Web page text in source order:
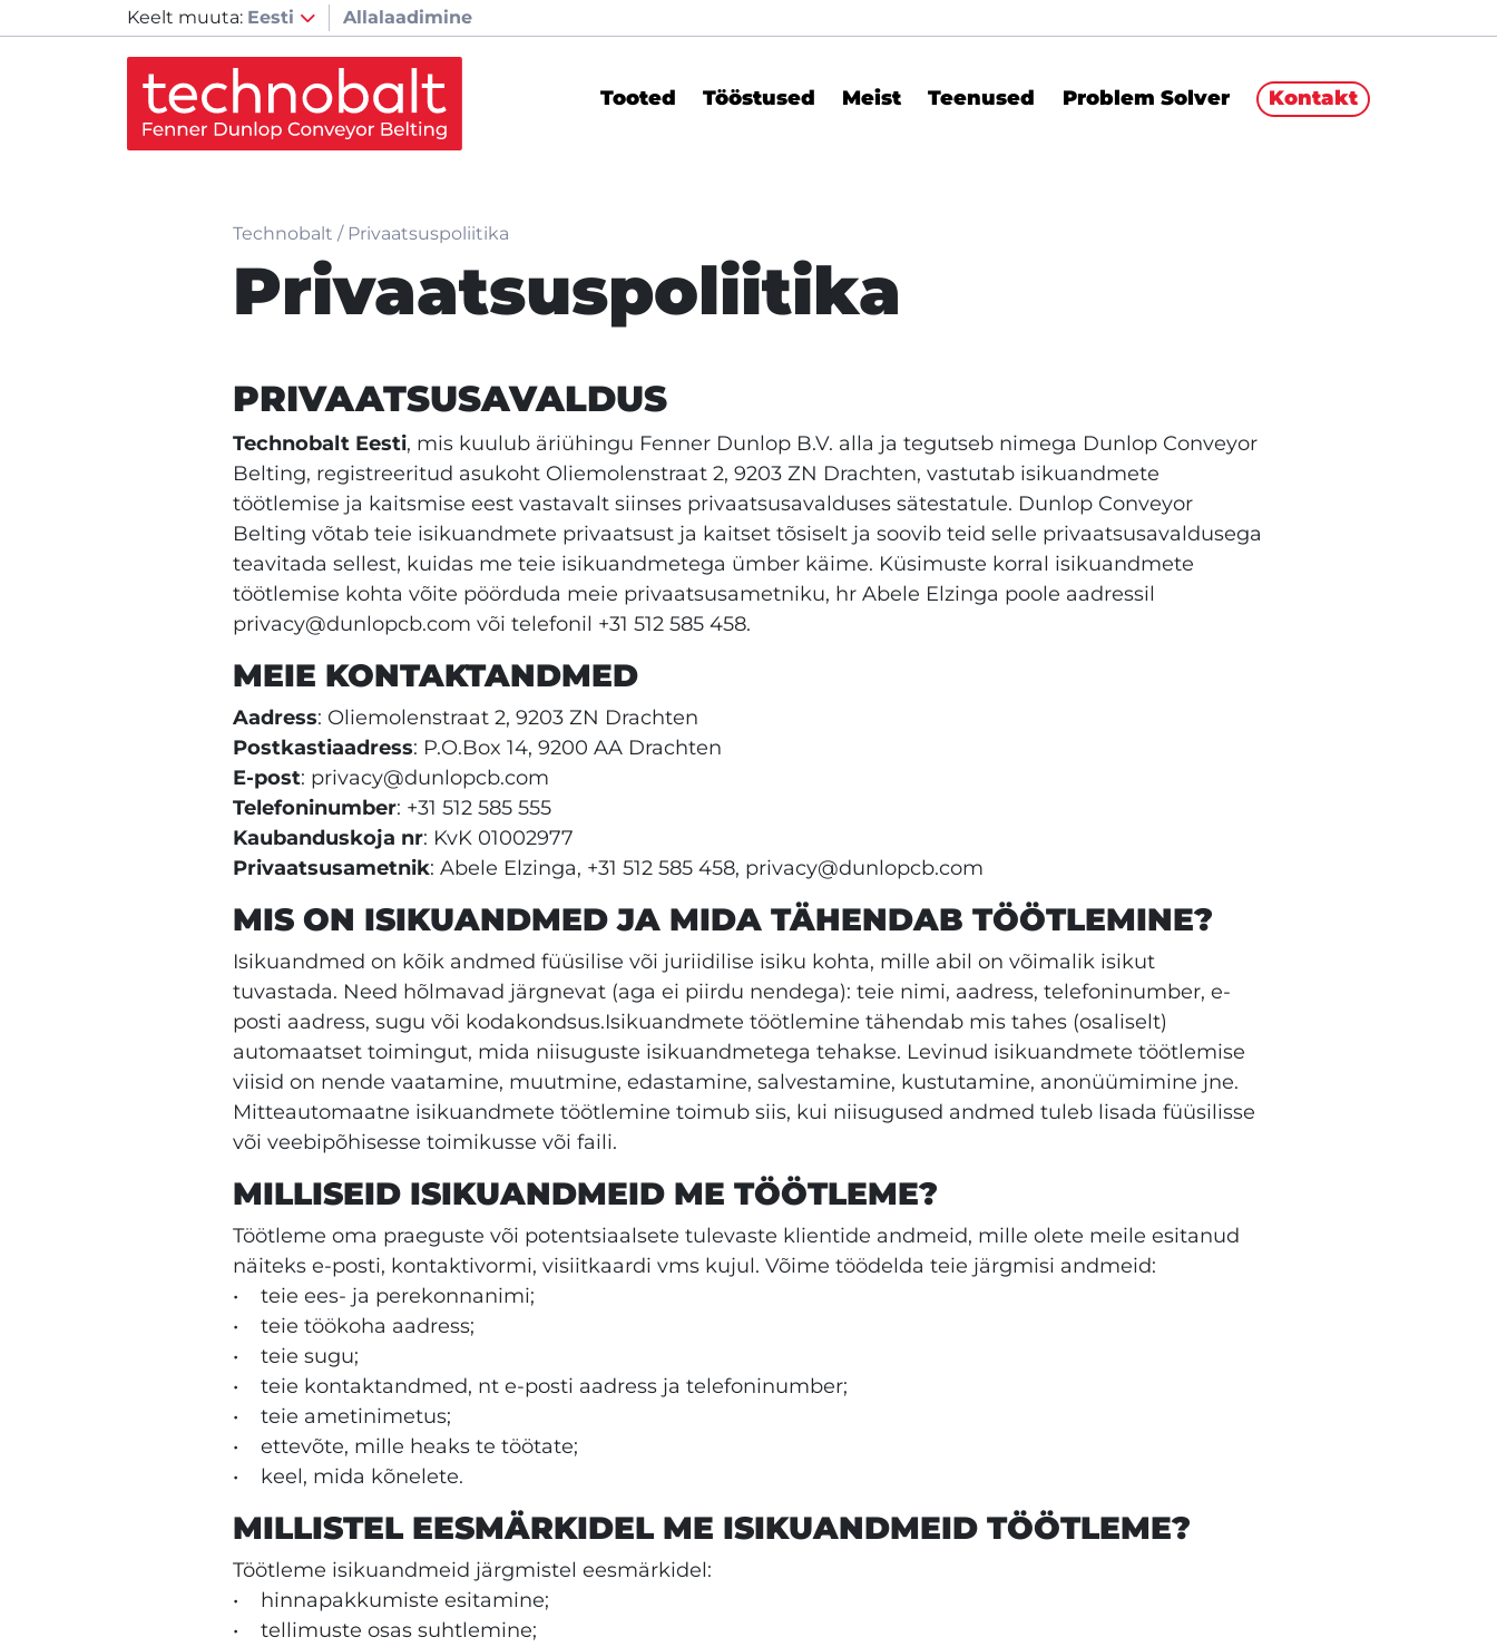
Keelt muuta: Eesti Allalaadimine
Tooted Tööstused Meist Teenused Problem Solver Kontakt
Technobalt / Privaatsuspoliitika
Privaatsuspoliitika
PRIVAATSUSAVALDUS
Technobalt Eesti, mis kuulub äriühingu Fenner Dunlop B.V. alla ja tegutseb nimega Dunlop Conveyor
Belting, registreeritud asukoht Oliemolenstraat 2, 9203 ZN Drachten, vastutab isikuandmete
töötlemise ja kaitsmise eest vastavalt siinses privaatsusavalduses sätestatule. Dunlop Conveyor
Belting võtab teie isikuandmete privaatsust ja kaitset tõsiselt ja soovib teid selle privaatsusavaldusega
teavitada sellest, kuidas me teie isikuandmetega ümber käime. Küsimuste korral isikuandmete
töötlemise kohta võite pöörduda meie privaatsusametniku, hr Abele Elzinga poole aadressil
privacy@dunlopcb.com või telefonil +31 512 585 458.
MEIE KONTAKTANDMED
Aadress: Oliemolenstraat 2, 9203 ZN Drachten
Postkastiaadress: P.O.Box 14, 9200 AA Drachten
E-post: privacy@dunlopcb.com
Telefoninumber: +31 512 585 555
Kaubanduskoja nr: KvK 01002977
Privaatsusametnik: Abele Elzinga, +31 512 585 458, privacy@dunlopcb.com
MIS ON ISIKUANDMED JA MIDA TÄHENDAB TÖÖTLEMINE?
Isikuandmed on kõik andmed füüsilise või juriidilise isiku kohta, mille abil on võimalik isikut
tuvastada. Need hõlmavad järgnevat (aga ei piirdu nendega): teie nimi, aadress, telefoninumber, e-
posti aadress, sugu või kodakondsus.Isikuandmete töötlemine tähendab mis tahes (osaliselt)
automaatset toimingut, mida niisuguste isikuandmetega tehakse. Levinud isikuandmete töötlemise
viisid on nende vaatamine, muutmine, edastamine, salvestamine, kustutamine, anonüümimine jne.
Mitteautomaatne isikuandmete töötlemine toimub siis, kui niisugused andmed tuleb lisada füüsilisse
või veebipõhisesse toimikusse või faili.
MILLISEID ISIKUANDMEID ME TÖÖTLEME?
Töötleme oma praeguste või potentsiaalsete tulevaste klientide andmeid, mille olete meile esitanud
näiteks e-posti, kontaktivormi, visiitkaardi vms kujul. Võime töödelda teie järgmisi andmeid:
• teie ees- ja perekonnanimi;
• teie töökoha aadress;
• teie sugu;
• teie kontaktandmed, nt e-posti aadress ja telefoninumber;
• teie ametinimetus;
• ettevõte, mille heaks te töötate;
• keel, mida kõnelete.
MILLISTEL EESMÄRKIDEL ME ISIKUANDMEID TÖÖTLEME?
Töötleme isikuandmeid järgmistel eesmärkidel:
• hinnapakkumiste esitamine;
• tellimuste osas suhtlemine;